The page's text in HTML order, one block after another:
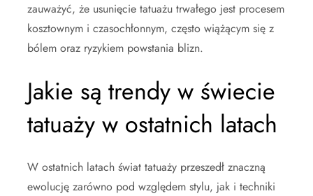
zauważyć, że usunięcie tatuażu trwałego jest procesem
kosztownym i czasochłonnym, często wiążącym się z
bólem oraz ryzykiem powstania blizn.
Jakie są trendy w świecie
tatuaży w ostatnich latach
W ostatnich latach świat tatuaży przeszedł znaczną
ewolucję zarówno pod względem stylu, jak i techniki